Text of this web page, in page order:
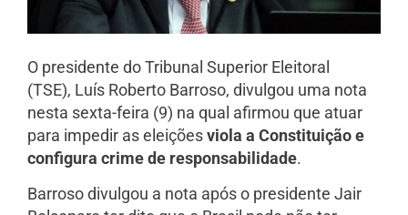
O presidente do Tribunal Superior Eleitoral
(TSE), Luís Roberto Barroso, divulgou uma nota
nesta sexta-feira (9) na qual afirmou que atuar
para impedir as eleiçõesviola a Constituição e
configura crime de responsabilidade.
Barroso divulgou a nota após o presidente Jair